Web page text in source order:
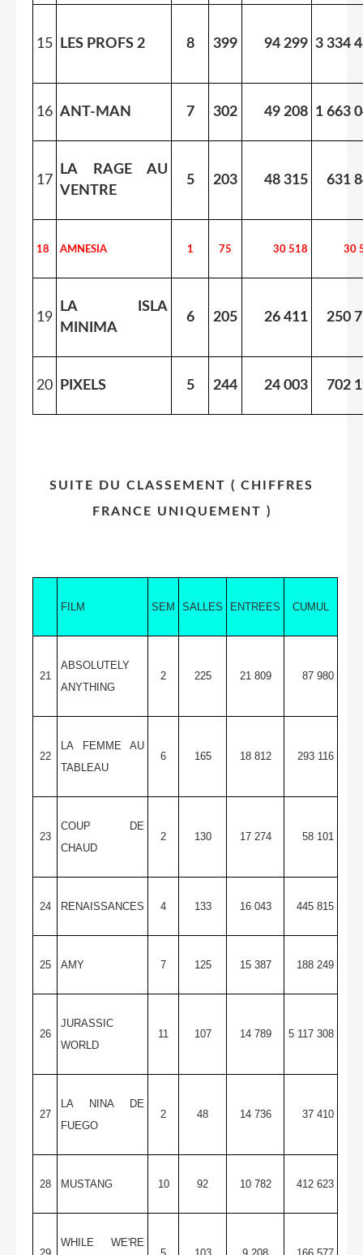
15 LES PROFS 2 8 399 94 299 3 334
16 ANT-MAN 7 302 49 208 1 663
17
LA RAGE AU
VENTRE
5 203 48 315 631
18 AMNESIA 1 75 30 518 30
19
LA ISLA
MINIMA
6 205 26 411 250
20 PIXELS 5 244 24 003 702
SUITE DU CLASSEMENT ( CHIFFRES
FRANCE UNIQUEMENT )
FILM SEM SALLES ENTREES CUMUL
21
ABSOLUTELY
ANYTHING
2 225 21 809 87 980
22
LA FEMME AU
TABLEAU
6 165 18 812 293 116
23
COUP DE
CHAUD
2 130 17 274 58 101
24 RENAISSANCES 4 133 16 043 445 815
25 AMY 7 125 15 387 188 249
26
JURASSIC
WORLD
11 107 14 789 5 117 308
27
LA NINA DE
FUEGO
2 48 14 736 37 410
28 MUSTANG 10 92 10 782 412 623
WHILE WE'RE